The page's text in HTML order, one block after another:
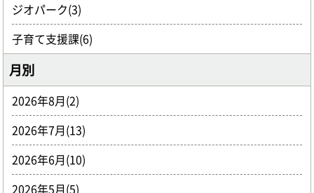
ジオパーク(3)
子育て支援課(6)
月別
2026年8月(2)
2026年7月(13)
2026年6月(10)
2026年5月(5)